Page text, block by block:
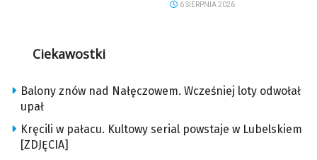
6 SIERPNIA 2026
Ciekawostki
Balony znów nad Nałęczowem. Wcześniej loty odwołał
upał
Kręcili w pałacu. Kultowy serial powstaje w Lubelskiem
[ZDJĘCIA]